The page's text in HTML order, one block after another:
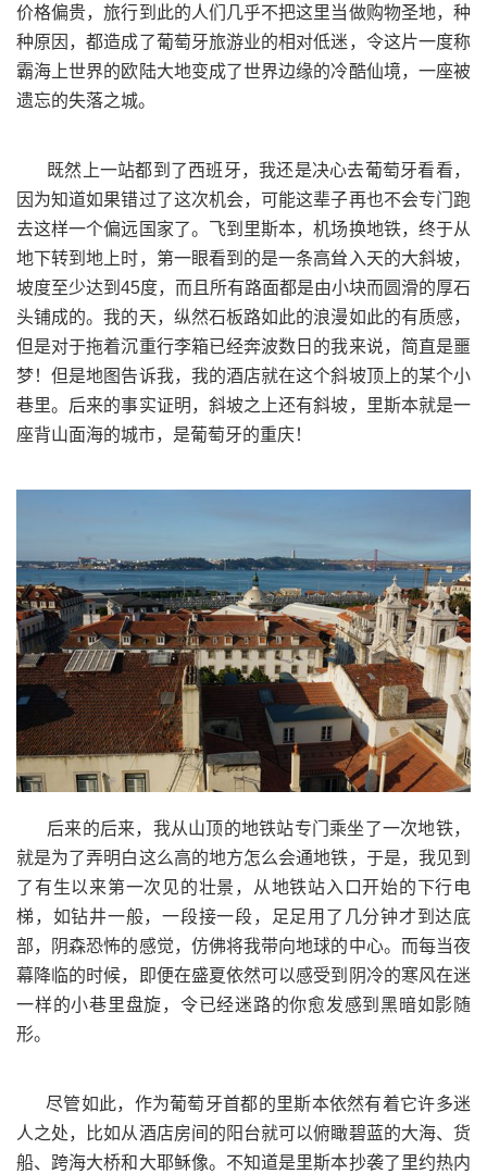
价格偏贵，旅行到此的人们几乎不把这里当做购物圣地，种
种原因，都造成了葡萄牙旅游业的相对低迷，令这片一度称
霸海上世界的欧陆大地变成了世界边缘的冷酷仙境，一座被
遗忘的失落之城。
既然上一站都到了西班牙，我还是决心去葡萄牙看看，
因为知道如果错过了这次机会，可能这辈子再也不会专门跑
去这样一个偏远国家了。飞到里斯本，机场换地铁，终于从
地下转到地上时，第一眼看到的是一条高耸入天的大斜坡，
坡度至少达到 45度，而且所有路面都是由小块而圆滑的厚石
头铺成的。我的天，纵然石板路如此的浪漫如此的有质感，
但是对于拖着沉重行李箱已经奔波数日的我来说，简直是噩
梦！但是地图告诉我，我的酒店就在这个斜坡顶上的某个小
巷里。后来的事实证明，斜坡之上还有斜坡，里斯本就是一
座背山面海的城市，是葡萄牙的重庆！
后来的后来，我从山顶的地铁站专门乘坐了一次地铁，
就是为了弄明白这么高的地方怎么会通地铁，于是，我见到
了有生以来第一次见的壮景，从地铁站入口开始的下行电
梯，如钻井一般，一段接一段，足足用了几分钟才到达底
部，阴森恐怖的感觉，仿佛将我带向地球的中心。而每当夜
幕降临的时候，即便在盛夏依然可以感受到阴冷的寒风在迷
一样的小巷里盘旋，令已经迷路的你愈发感到黑暗如影随
形。
尽管如此，作为葡萄牙首都的里斯本依然有着它许多迷
人之处，比如从酒店房间的阳台就可以俯瞰碧蓝的大海、货
船、跨海大桥和大耶稣像。不知道是里斯本抄袭了里约热内